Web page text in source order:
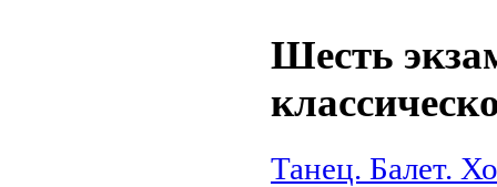
Шесть
Танец. Балет.